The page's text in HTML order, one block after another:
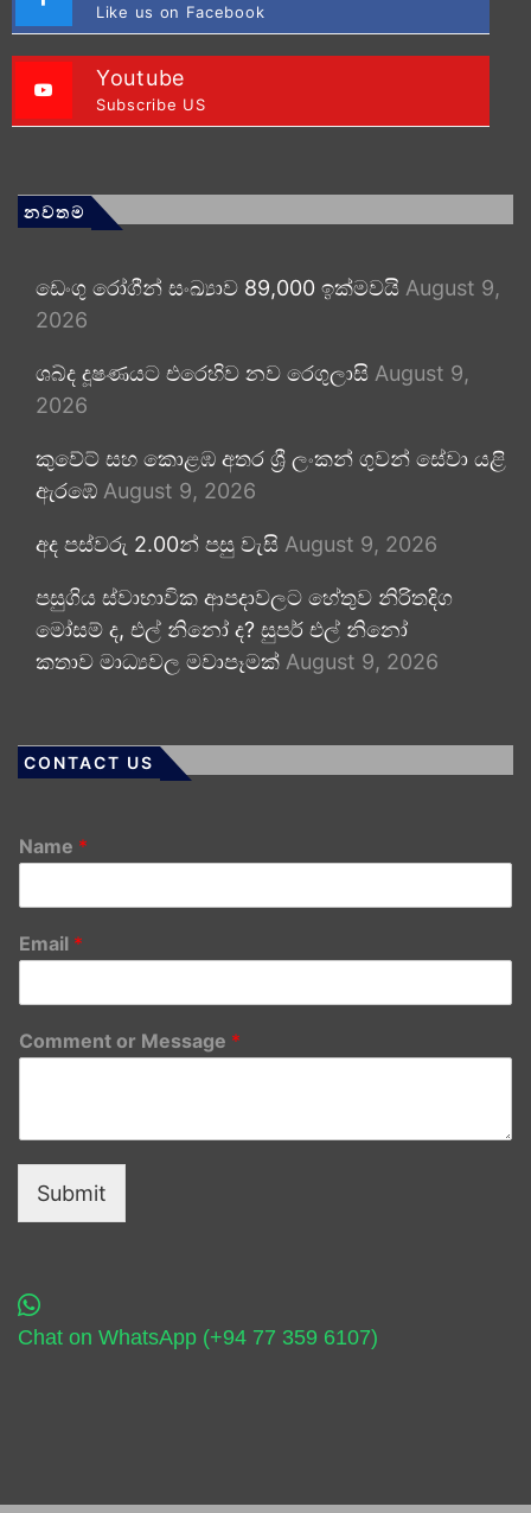
Like us on Facebook
Youtube
Subscribe US
නවතම
ඩෙංගු රෝගීන් සංඛ්‍යාව 89,000 ඉක්මවයි August 9,
2026
ශබ්ද දූෂණයට එරෙහිව නව රෙගුලාසි August 9,
2026
කුවේට් සහ කොළඹ අතර ශ්‍රී ලංකන් ගුවන් සේවා යළි
ඇරඹේ August 9, 2026
අද පස්වරු 2.00න් පසු වැසි August 9, 2026
පසුගිය ස්වාභාවික ආපදාවලට හේතුව නිරිතදිග
මෝසම් ද, එල් නිනෝ ද? සුපර් එල් නිනෝ
කතාව මාධ්‍යවල මවාපෑමක් August 9, 2026
CONTACT US
Name *
Email *
Comment or Message *
Submit
Chat on WhatsApp (+94 77 359 6107)